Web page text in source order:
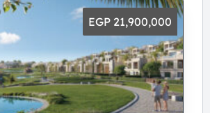
21,900,000 EGP